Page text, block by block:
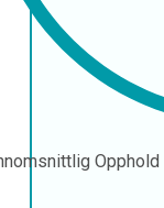
Opphold